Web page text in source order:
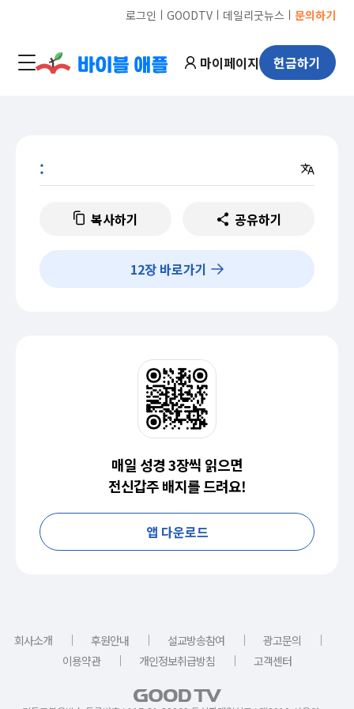
로그인 ㅣ GOODTVㅣ 데일리굿뉴스 ㅣ 문의하기
마이페이지 헌금하기
:
복사하기 공유하기
12장 바로가기
매일 성경 3장씩 읽으면
전신갑주 배지를 드려요!
앱 다운로드
회사소개 ｜ 후원안내 ｜ 설교방송참여 ｜ 광고문의
｜
이용약관
｜ 개인정보취급방침 ｜ 고객센터